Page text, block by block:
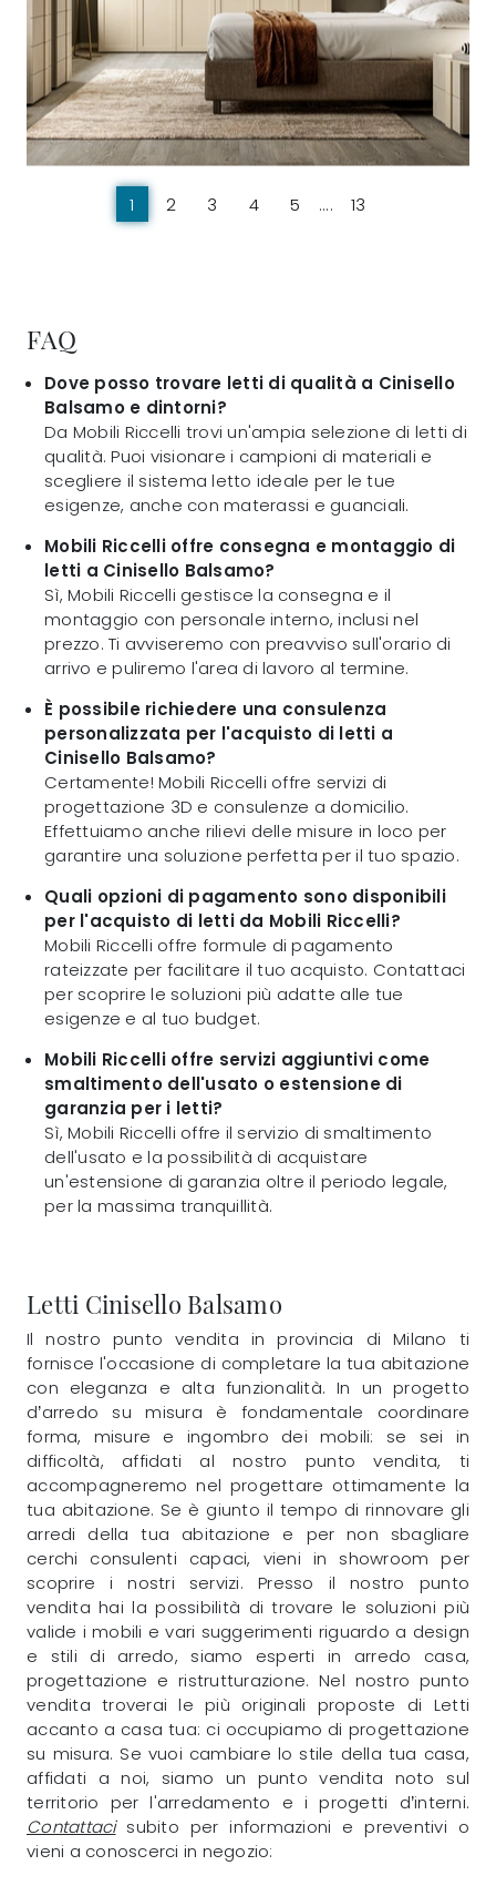
1 2 3 4 5 .... 13
Letti Cinisello Balsamo
Il nostro punto vendita in provincia di Milano ti
fornisce l'occasione di completare la tua abitazione
con eleganza e alta funzionalità. In un progetto
d’arredo su misura è fondamentale coordinare
forma, misure e ingombro dei mobili: se sei in
difficoltà, affidati al nostro punto vendita, ti
accompagneremo nel progettare ottimamente la
tua abitazione. Se è giunto il tempo di rinnovare gli
arredi della tua abitazione e per non sbagliare
cerchi consulenti capaci, vieni in showroom per
scoprire i nostri servizi. Presso il nostro punto
vendita hai la possibilità di trovare le soluzioni più
valide i mobili e vari suggerimenti riguardo a design
e stili di arredo, siamo esperti in arredo casa,
progettazione e ristrutturazione. Nel nostro punto
vendita troverai le più originali proposte di Letti
accanto a casa tua: ci occupiamo di progettazione
su misura. Se vuoi cambiare lo stile della tua casa,
affidati a noi, siamo un punto vendita noto sul
territorio per l'arredamento e i progetti d’interni.
Contattacisubito per informazioni e preventivi o
vieni a conoscerci in negozio:
FAQ
Dove posso trovare letti di qualità a Cinisello
Balsamo e dintorni?
Da Mobili Riccelli trovi un'ampia selezione di letti di
qualità. Puoi visionare i campioni di materiali e
scegliere il sistema letto ideale per le tue
esigenze, anche con materassi e guanciali.
Mobili Riccelli offre consegna e montaggio di
letti a Cinisello Balsamo?
Sì, Mobili Riccelli gestisce la consegna e il
montaggio con personale interno, inclusi nel
prezzo. Ti avviseremo con preavviso sull'orario di
arrivo e puliremo l'area di lavoro al termine.
È possibile richiedere una consulenza
personalizzata per l'acquisto di letti a
Cinisello Balsamo?
Certamente! Mobili Riccelli offre servizi di
progettazione 3D e consulenze a domicilio.
Effettuiamo anche rilievi delle misure in loco per
garantire una soluzione perfetta per il tuo spazio.
Quali opzioni di pagamento sono disponibili
per l'acquisto di letti da Mobili Riccelli?
Mobili Riccelli offre formule di pagamento
rateizzate per facilitare il tuo acquisto. Contattaci
per scoprire le soluzioni più adatte alle tue
esigenze e al tuo budget.
Mobili Riccelli offre servizi aggiuntivi come
smaltimento dell'usato o estensione di
garanzia per i letti?
Sì, Mobili Riccelli offre il servizio di smaltimento
dell'usato e la possibilità di acquistare
un'estensione di garanzia oltre il periodo legale,
per la massima tranquillità.